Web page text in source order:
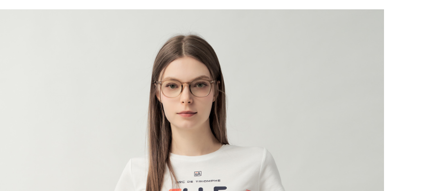
付款後7-11取貨
每筆NT$60，滿NT$1,500(含以上)免運費
宅配(本島)
每筆NT$90，滿NT$1,500(含以上)免運費
宅配(離島)
每筆NT$225，滿NT$1,500(含以上)免運費